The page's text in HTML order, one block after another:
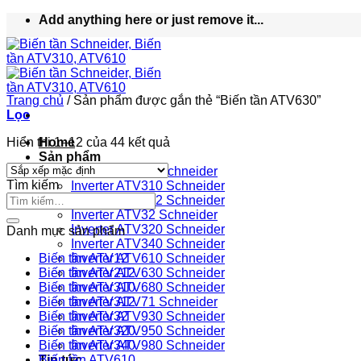
nội
dung
Add anything here or just remove it...
Home
Sản phẩm
Inverter ATV12 Schneider
Inverter ATV310 Schneider
Inverter ATV312 Schneider
Inverter ATV32 Schneider
Inverter ATV320 Schneider
Inverter ATV340 Schneider
Inverter ATV610 Schneider
Inverter ATV630 Schneider
Inverter ATV680 Schneider
Inverter ATV71 Schneider
Inverter ATV930 Schneider
Inverter ATV950 Schneider
Inverter ATV980 Schneider
Trang chủ /Sản phẩm được gắn thẻ “Biến tần ATV630”
Lọc
Hiển thị 1–12 của 44 kết quả
Tìm kiếm
Danh mục sản phẩm
Biến tần ATV12
Biến tần ATV212
Biến tần ATV310
Biến tần ATV312
Biến tần ATV32
Biến tần ATV320
Biến tần ATV340